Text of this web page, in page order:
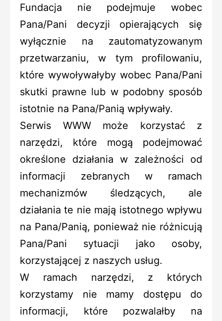
Fundacja nie podejmuje wobec
Pana/Pani decyzji opierających się
wyłącznie na zautomatyzowanym
przetwarzaniu, w tym profilowaniu,
które wywoływałyby wobec Pana/Pani
skutki prawne lub w podobny sposób
istotnie na Pana/Panią wpływały.
Serwis WWW może korzystać z
narzędzi, które mogą podejmować
określone działania w zależności od
informacji zebranych w ramach
mechanizmów śledzących, ale
działania te nie mają istotnego wpływu
na Pana/Panią, ponieważ nie różnicują
Pana/Pani sytuacji jako osoby,
korzystającej z naszych usług.
W ramach narzędzi, z których
korzystamy nie mamy dostępu do
informacji, które pozwalałby na